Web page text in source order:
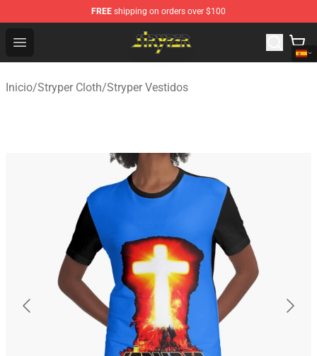
FREE shipping on orders over $100
Open menu
Stryper Store - Official Stryper Merchandise Shop
Inicio/Stryper Cloth/Stryper Vestidos